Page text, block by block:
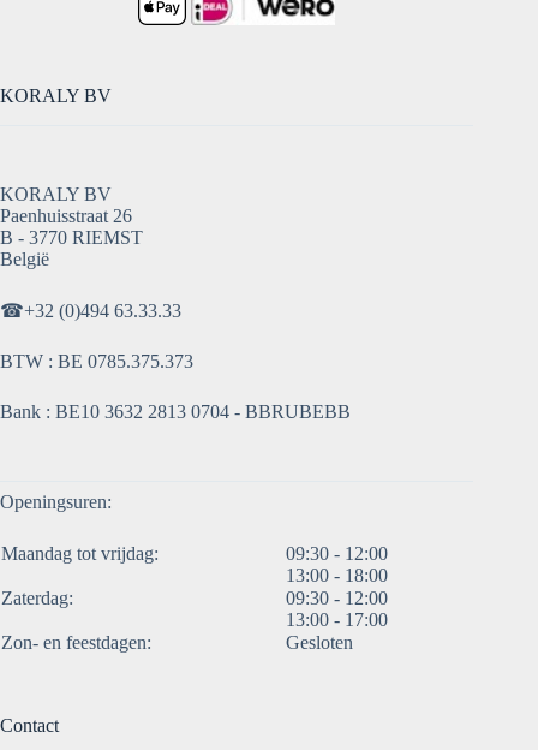
KORALY BV
KORALY BV
Paenhuisstraat 26
B - 3770 RIEMST
België
☎+32 (0)494 63.33.33
BTW : BE 0785.375.373
Bank : BE10 3632 2813 0704 - BBRUBEBB
Openingsuren:
Maandag tot vrijdag:
09:30 - 12:00
13:00 - 18:00
Zaterdag:
09:30 - 12:00
13:00 - 17:00
Zon- en feestdagen:
Gesloten
Contact